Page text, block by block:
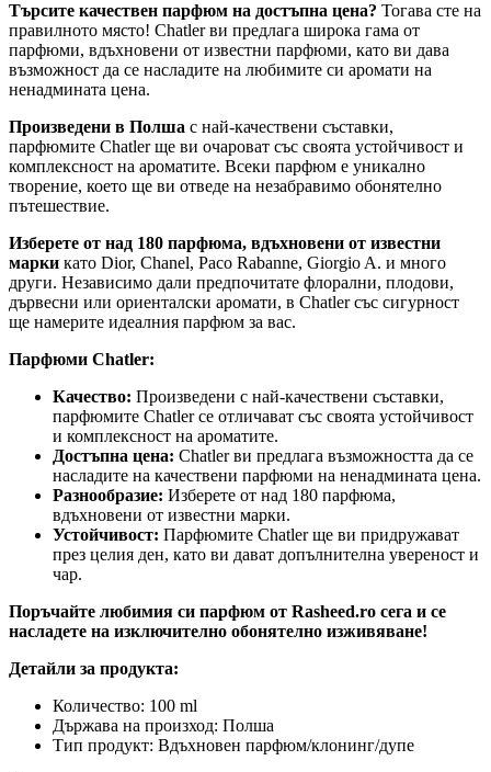
Търсите качествен парфюм на достъпна цена? Тогава сте на
правилното място! Chatler ви предлага широка гама от
парфюми, вдъхновени от известни парфюми, като ви дава
възможност да се насладите на любимите си аромати на
ненадмината цена.
Произведени в Полша с най-качествени съставки,
парфюмите Chatler ще ви очароват със своята устойчивост и
комплексност на ароматите. Всеки парфюм е уникално
творение, което ще ви отведе на незабравимо обонятелно
пътешествие.
Изберете от над 180 парфюма, вдъхновени от известни
марки като Dior, Chanel, Paco Rabanne, Giorgio A. и много
други. Независимо дали предпочитате флорални, плодови,
дървесни или ориенталски аромати, в Chatler със сигурност
ще намерите идеалния парфюм за вас.
Парфюми Chatler:
Качество: Произведени с най-качествени съставки,
парфюмите Chatler се отличават със своята устойчивост
и комплексност на ароматите.
Достъпна цена: Chatler ви предлага възможността да се
насладите на качествени парфюми на ненадмината цена.
Разнообразие: Изберете от над 180 парфюма,
вдъхновени от известни марки.
Устойчивост: Парфюмите Chatler ще ви придружават
през целия ден, като ви дават допълнителна увереност и
чар.
Поръчайте любимия си парфюм от Rasheed.ro сега и се
насладете на изключително обонятелно изживяване!
Детайли за продукта:
Количество: 100 ml
Държава на произход: Полша
Тип продукт: Вдъхновен парфюм/клонинг/дупе